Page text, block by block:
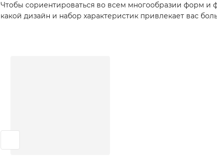
Чтобы сориентироваться во всем многообразии форм и
какой дизайн и набор характеристик привлекает вас